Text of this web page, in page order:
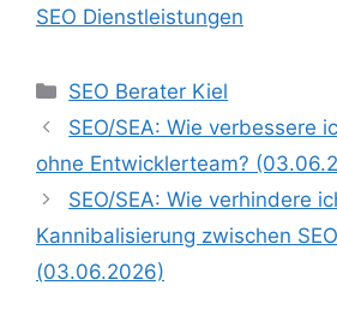
SEO Dienstleistungen
Kategorien
SEO Berater Kiel
SEO/SEA: Wie verbessere
ohne Entwicklerteam?
SEO/SEA: Wie verhindere
Kannibalisierung zwischen
(03.06.2026)